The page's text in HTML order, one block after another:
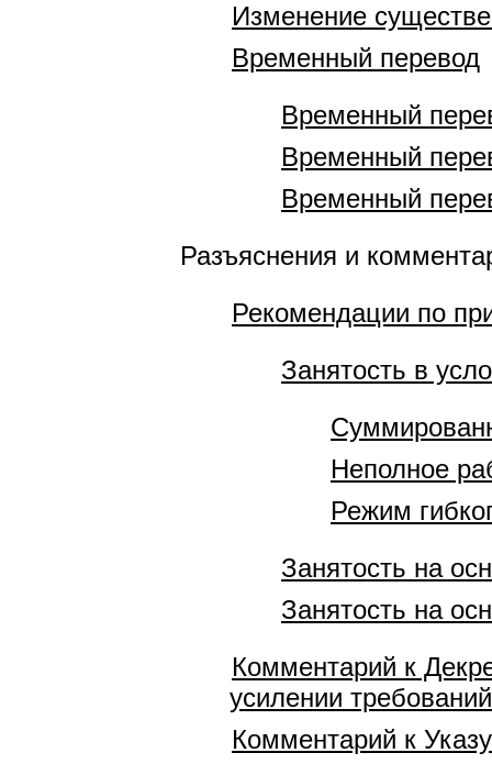
Изменение
Временный перевод
Временный
Временный
Временный
Разъяснения и
Рекомендации по
Занятость в
Неполное
Режим
Занятость на
Занятость на
Комментарий к
усилении
Комментарий к